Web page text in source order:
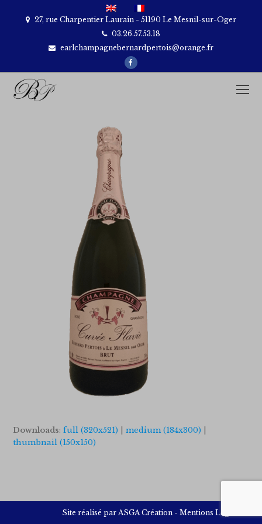
27, rue Charpentier Laurain - 51190 Le Mesnil-sur-Oger
03.26.57.53.18
earlchampagnebernardpertois@orange.fr
Facebook
Downloads:full (320x521) |medium (184x300)
thumbnail (150x150)
Site réalisé par ASGA Création- Mentions Légales